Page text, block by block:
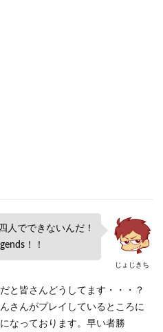
じょじきち
人でできないんだ！
！！
と皆さんどうしてます・・・？
さんがプレイしているところに
なっております。早い者勝